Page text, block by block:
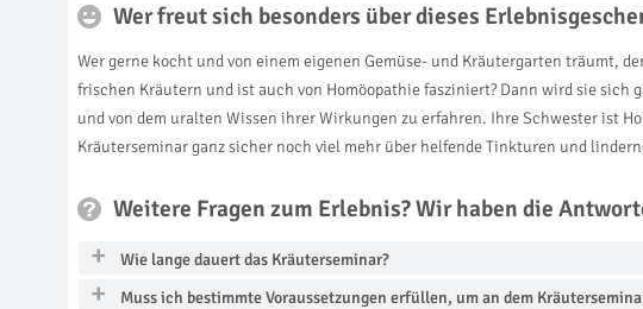
Wer freut sich besonders über dieses
Wer gerne kocht und von einem eigenen Gemüse- und Kräutergarten träumt,
frischen Kräutern und ist auch von Homöopathie fasziniert? Dann wird sie
und von dem uralten Wissen ihrer Wirkungen zu erfahren. Ihre Schwester ist
Kräuterseminar ganz sicher noch viel mehr über helfende Tinkturen und
Weitere Fragen zum Erlebnis? Wir haben die
Wie lange dauert das Kräuterseminar?
Muss ich bestimmte Voraussetzungen erfüllen, um an dem